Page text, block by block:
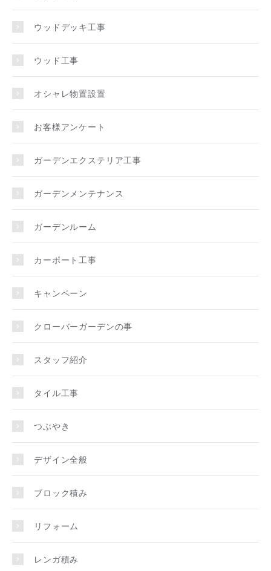
ウッドデッキ工事
ウッド工事
オシャレ物置設置
お客様アンケート
ガーデンエクステリア工事
ガーデンメンテナンス
ガーデンルーム
カーポート工事
キャンペーン
クローバーガーデンの事
スタッフ紹介
タイル工事
つぶやき
デザイン全般
ブロック積み
リフォーム
レンガ積み